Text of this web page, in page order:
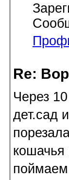
Re:
Через
дет.сад
кошачья